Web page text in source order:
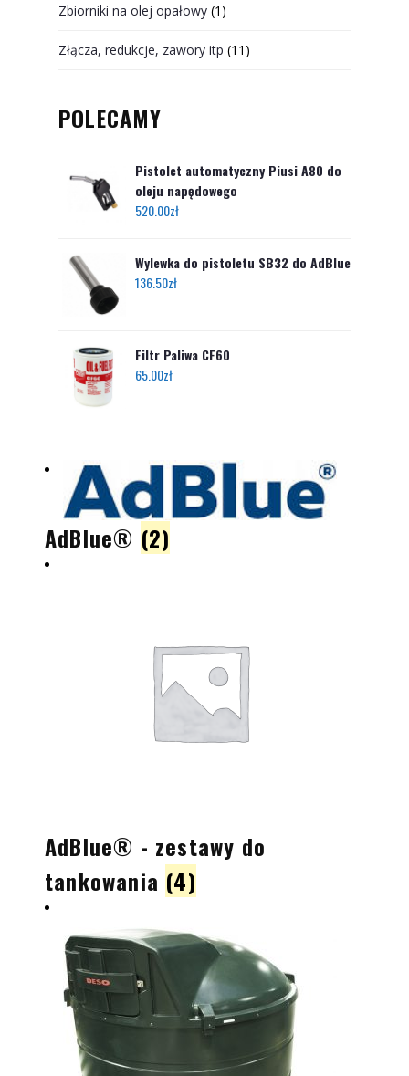
Zbiorniki na olej opałowy (1)
Złącza, redukcje, zawory itp (11)
POLECAMY
Pistolet automatyczny Piusi A80 do
oleju napędowego
520.00zł
Wylewka do pistoletu SB32 do AdBlue
136.50zł
Filtr Paliwa CF60
65.00zł
AdBlue® (2)
AdBlue® - zestawy do
tankowania (4)